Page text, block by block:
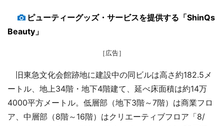
ピューティーグッズ・サービスを提供する「ShinQs
Beauty」
［広告］
旧東急文化会館跡地に建設中の同ビルは高さ約182.5メ
ートル、地上34階・地下4階建て、延べ床面積は約14万
4000平方メートル。低層部（地下3階～7階）は商業フロ
ア、中層部（8階～16階）はクリエーティブフロア「8/